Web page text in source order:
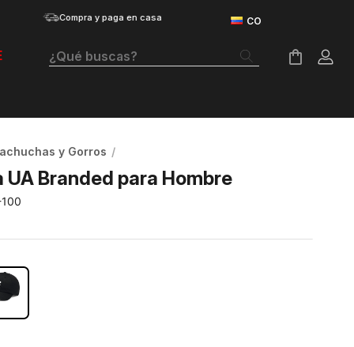
Compra y paga en casa
¿Qué buscas?
y Gorros
UA Branded para Hombre
Botas
Tenis Mujer